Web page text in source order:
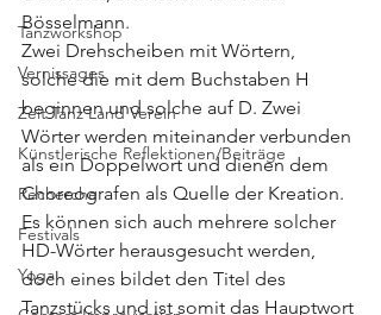
Tanzworkshop
Vernissages
Zeit Tanz Land Verein
Künstlerische Reflektionen/Beiträge
Recherche
Festivals
Yoga
Bösselmann.
Zwei Drehscheiben mit Wörtern,
solche die mit dem Buchstaben H
beginnen und solche auf D. Zwei
Wörter werden miteinander verbunden
als ein Doppelwort und dienen dem
Choreografen als Quelle der Kreation.
Es können sich auch mehrere solcher
HD-Wörter herausgesucht werden,
doch eines bildet den Titel des
Tanzstücks und ist somit das Hauptwort